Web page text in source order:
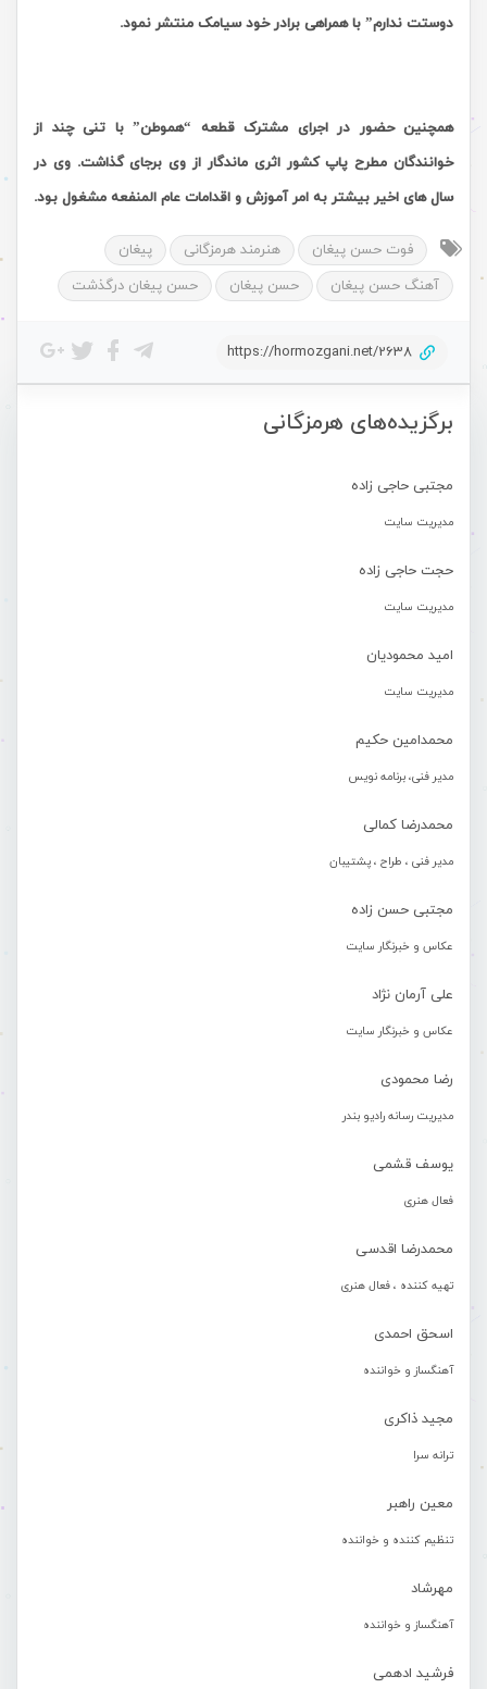
برگزیده‌های هرمزگانی
مجتبی حاجی زاده
مدیریت سایت
حجت حاجی زاده
مدیریت سایت
امید محمودیان
مدیریت سایت
محمدامین حکیم
مدیر فنی، برنامه نویس
محمدرضا کمالی
مدیر فنی ، طراح ، پشتیبان
مجتبی حسن زاده
عکاس و خبرنگار سایت
علی آرمان نژاد
عکاس و خبرنگار سایت
رضا محمودی
مدیریت رسانه رادیو بندر
یوسف قشمی
فعال هنری
محمدرضا اقدسی
تهیه کننده ، فعال هنری
اسحق احمدی
آهنگساز و خواننده
مجید ذاکری
ترانه سرا
معین راهبر
تنظیم کننده و خواننده
مهرشاد
آهنگساز و خواننده
فرشید ادهمی
دوستت ندارم” با همراهی برادر خود سیامک منتشر نمود.
همچنین حضور در اجرای مشترک قطعه “هموطن” با تنی چند از
خوانندگان مطرح پاپ کشور اثری ماندگار از وی برجای گذاشت. وی در
سال های اخیر بیشتر به امر آموزش و اقدامات عام المنفعه مشغول بود.
فوت حسن پیغان هنرمند هرمزگانی
پیغان
آهنگ حسن پیغان
حسن پیغان حسن پیغان درگذشت
https://hormozgani.net/2638